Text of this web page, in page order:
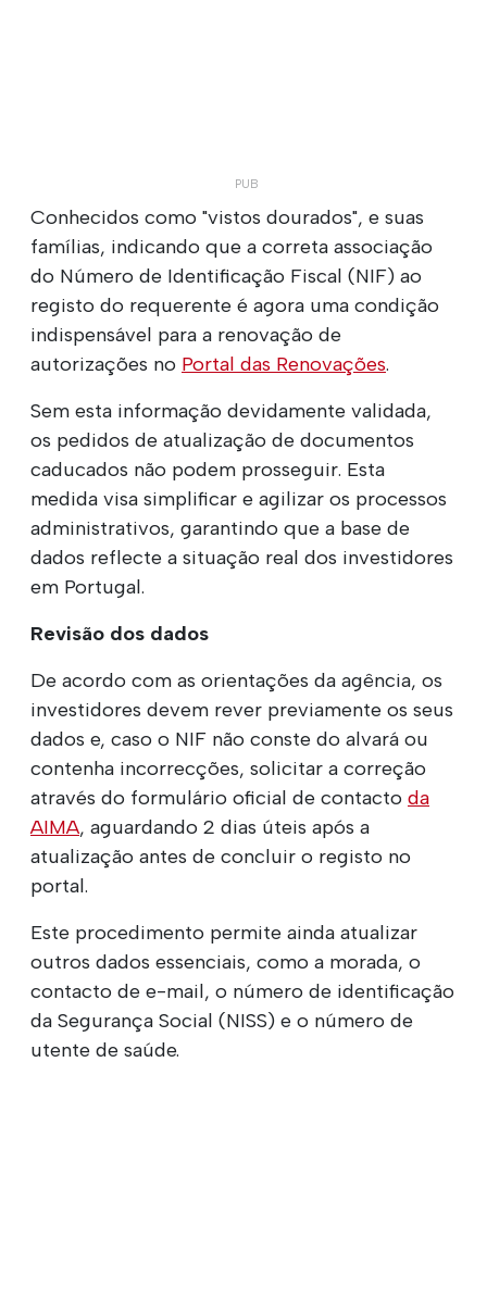
Conhecidos como "vistos dourados", e suas
famílias, indicando que a correta associação
do Número de Identificação Fiscal (NIF) ao
registo do requerente é agora uma condição
indispensável para a renovação de
autorizações no Portal das Renovações.
Sem esta informação devidamente validada,
os pedidos de atualização de documentos
caducados não podem prosseguir. Esta
medida visa simplificar e agilizar os processos
administrativos, garantindo que a base de
dados reflecte a situação real dos investidores
em Portugal.
Revisão dos dados
De acordo com as orientações da agência, os
investidores devem rever previamente os seus
dados e, caso o NIF não conste do alvará ou
contenha incorrecções, solicitar a correção
através do formulário oficial de contacto da
AIMA, aguardando 2 dias úteis após a
atualização antes de concluir o registo no
portal.
Este procedimento permite ainda atualizar
outros dados essenciais, como a morada, o
contacto de e-mail, o número de identificação
da Segurança Social (NISS) e o número de
utente de saúde.